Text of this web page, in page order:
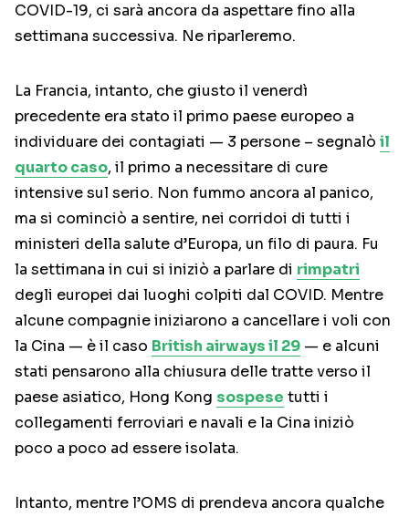
COVID-19, ci sarà ancora da aspettare fino alla
settimana successiva. Ne riparleremo.
La Francia, intanto, che giusto il venerdì
precedente era stato il primo paese europeo a
individuare dei contagiati — 3 persone – segnalò il
quarto caso, il primo a necessitare di cure
intensive sul serio. Non fummo ancora al panico,
ma si cominciò a sentire, nei corridoi di tutti i
ministeri della salute d’Europa, un filo di paura. Fu
la settimana in cui si iniziò a parlare di rimpatri
degli europei dai luoghi colpiti dal COVID. Mentre
alcune compagnie iniziarono a cancellare i voli con
la Cina — è il caso British airways il 29 — e alcuni
stati pensarono alla chiusura delle tratte verso il
paese asiatico, Hong Kong sospese tutti i
collegamenti ferroviari e navali e la Cina iniziò
poco a poco ad essere isolata.
Intanto, mentre l’OMS di prendeva ancora qualche